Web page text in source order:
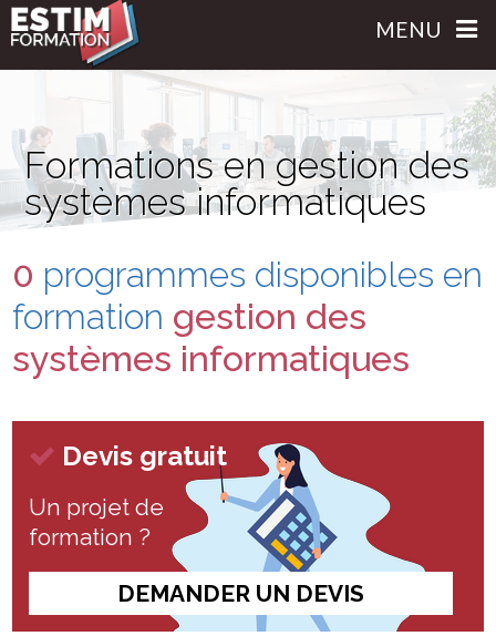
MENU
Formations en gestion des
systèmes informatiques
0 programmes disponibles en
formation gestion des
systèmes informatiques
Devis gratuit
Un projet de
formation ?
DEMANDER UN DEVIS